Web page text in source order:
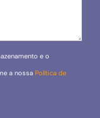
e o
a nossa Política de